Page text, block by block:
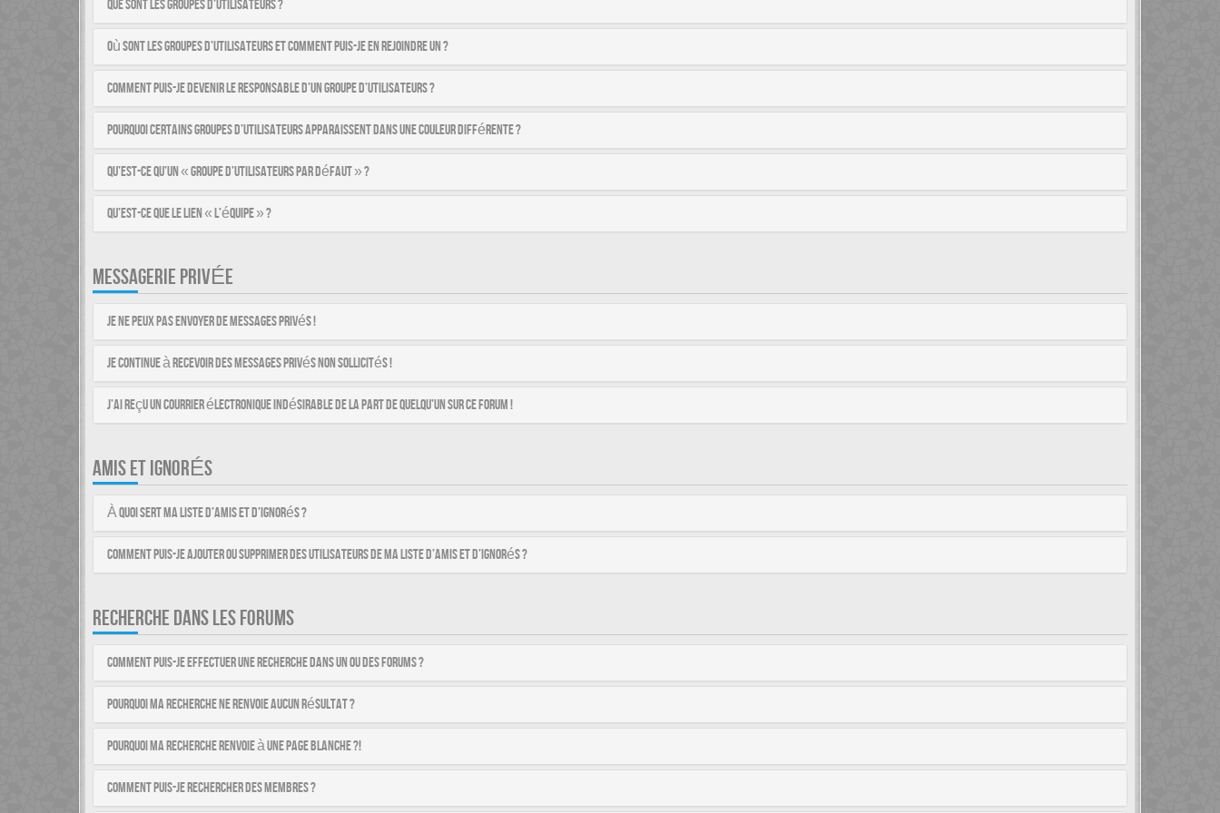
Que sont les groupes d’utilisateurs ?
Où sont les groupes d’utilisateurs et comment puis-je en rejoindre un ?
Comment puis-je devenir le responsable d’un groupe d’utilisateurs ?
Pourquoi certains groupes d’utilisateurs apparaissent dans une couleur différente ?
Qu’est-ce qu’un « groupe d’utilisateurs par défaut » ?
Qu’est-ce que le lien « L’équipe » ?
MESSAGERIE PRIVÉE
Je ne peux pas envoyer de messages privés !
Je continue à recevoir des messages privés non sollicités !
J’ai reçu un courrier électronique indésirable de la part de quelqu’un sur ce forum !
AMIS ET IGNORÉS
À quoi sert ma liste d’amis et d’ignorés ?
Comment puis-je ajouter ou supprimer des utilisateurs de ma liste d’amis et d’ignorés ?
RECHERCHE DANS LES FORUMS
Comment puis-je effectuer une recherche dans un ou des forums ?
Pourquoi ma recherche ne renvoie aucun résultat ?
Pourquoi ma recherche renvoie à une page blanche ?!
Comment puis-je rechercher des membres ?